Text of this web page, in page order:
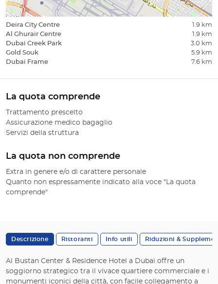
Deira City Centre
1.9 km
Al Ghurair Centre
1.9 km
Dubai Creek Park
3.0 km
Gold Souk
5.9 km
Dubai Frame
7.6 km
La quota comprende
Trattamento prescelto
Assicurazione medico bagaglio
Servizi della struttura
La quota non comprende
Extra in genere e/o di carattere personale
Quanto non espressamente indicato alla voce "La quota
comprende"
Descrizione Ristoranti Info utili Riduzioni &
Al Bustan Center & Residence Hotel a Dubai offre un
soggiorno strategico tra il vivace quartiere commerciale e i
monumenti iconici della città, con facile collegamento a